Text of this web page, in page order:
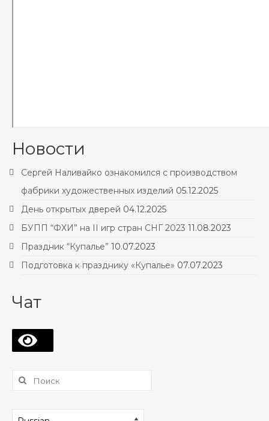
Новости
Сергей Наливайко ознакомился с производством
фабрики художественных изделий 05.12.2025
День открытых дверей 04.12.2025
БУПП “ФХИ” на II игр стран СНГ 2023 11.08.2023
Праздник “Купалье” 10.07.2023
Подготовка к празднику «Купалье» 07.07.2023
Чат
⠀
Поиск: